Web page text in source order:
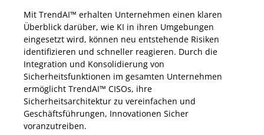
Mit TrendAI™ erhalten Unternehmen einen klaren
Überblick darüber, wie KI in ihren Umgebungen
eingesetzt wird, können neu entstehende Risiken
identifizieren und schneller reagieren. Durch die
Integration und Konsolidierung von
Sicherheitsfunktionen im gesamten Unternehmen
ermöglicht TrendAI™ CISOs, ihre
Sicherheitsarchitektur zu vereinfachen und
Geschäftsführungen, Innovationen Sicher
voranzutreiben.